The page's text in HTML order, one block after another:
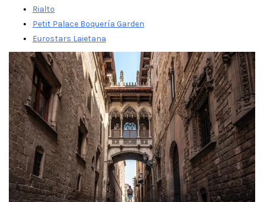
Rialto
Petit Palace Boquería Garden
Eurostars Laietana